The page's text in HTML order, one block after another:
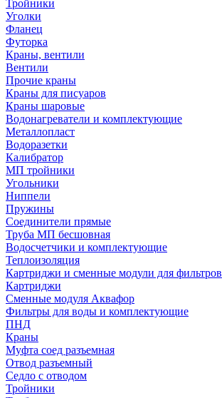
Тройники
Уголки
Фланец
Футорка
Краны, вентили
Вентили
Прочие краны
Краны для писуаров
Краны шаровые
Водонагреватели и комплектующие
Металлопласт
Водоразетки
Калибратор
МП тройники
Угольники
Ниппели
Пружины
Соединители прямые
Труба МП бесшовная
Водосчетчики и комплектующие
Теплоизоляция
Картриджи и сменные модули для фильтров
Картриджи
Сменные модуля Аквафор
Фильтры для воды и комплектующие
ПНД
Краны
Муфта соед разъемная
Отвод разъемный
Седло с отводом
Тройники